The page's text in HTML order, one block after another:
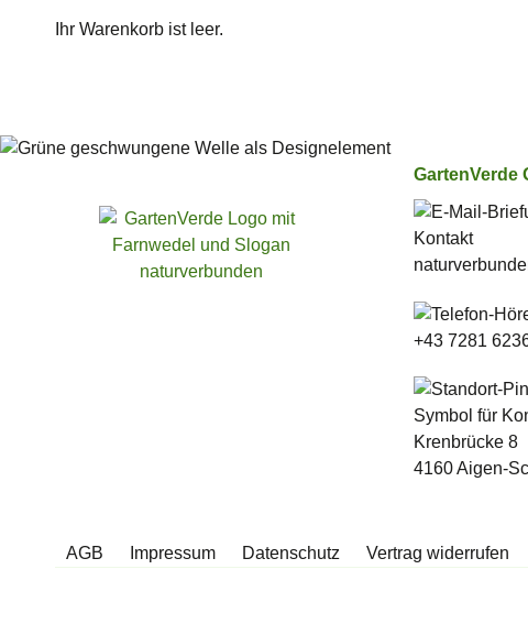
Ihr Warenkorb ist leer.
GartenVerde
+43 7281
Krenbrücke 8
4160 Aigen-
AGB Impressum Datenschutz Vertrag widerrufen